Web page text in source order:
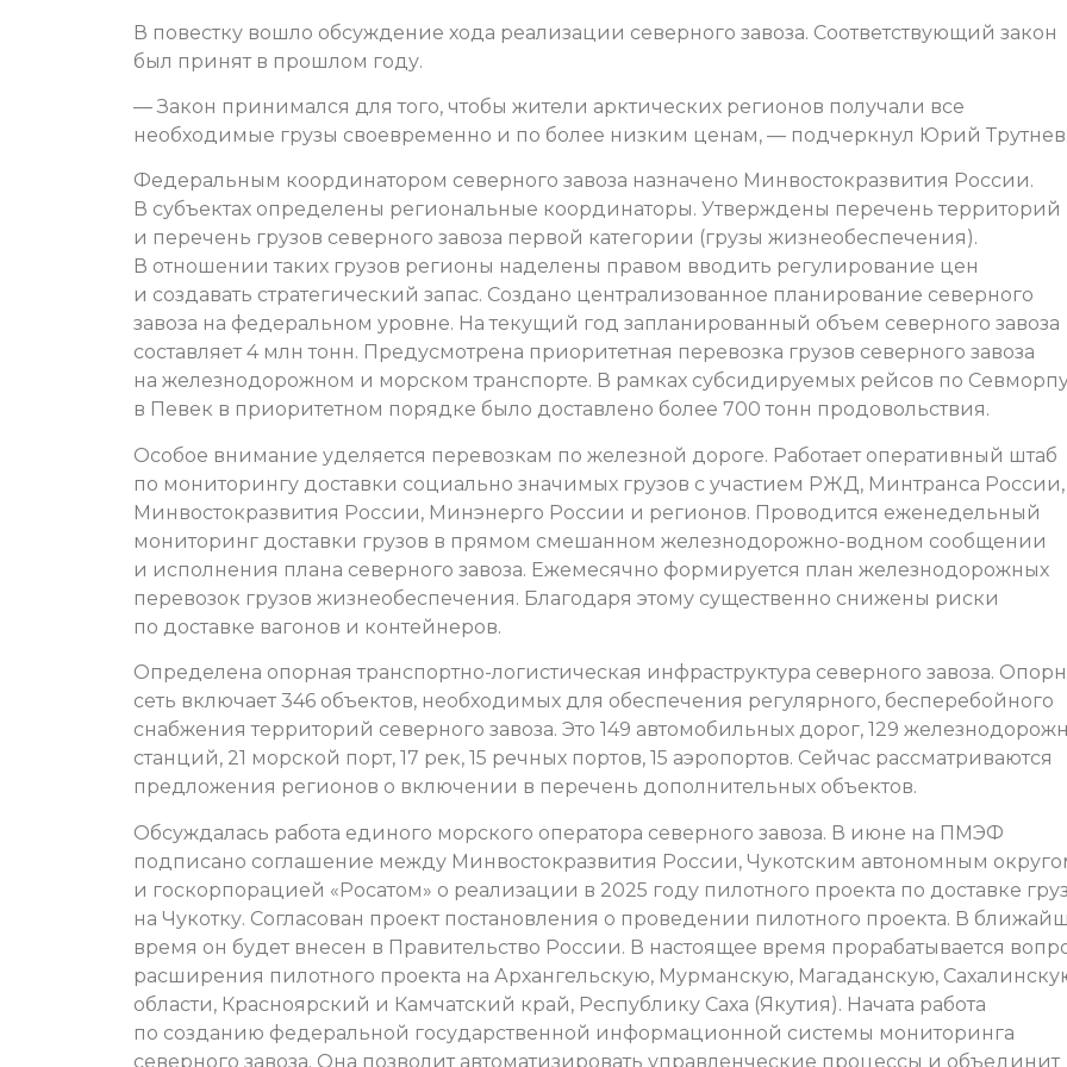
В повестку вошло обсуждение хода реализации северного завоза. Соответствующий закон
был принят в прошлом году.
— Закон принимался для того, чтобы жители арктических регионов получали все
необходимые грузы своевременно и по более низким ценам, — подчеркнул Юрий Трутнев.
Федеральным координатором северного завоза назначено Минвостокразвития России.
В субъектах определены региональные координаторы. Утверждены перечень территорий
и перечень грузов северного завоза первой категории (грузы жизнеобеспечения).
В отношении таких грузов регионы наделены правом вводить регулирование цен
и создавать стратегический запас. Создано централизованное планирование северного
завоза на федеральном уровне. На текущий год запланированный объем северного завоза
составляет 4 млн тонн. Предусмотрена приоритетная перевозка грузов северного завоза
на железнодорожном и морском транспорте. В рамках субсидируемых рейсов по
в Певек в приоритетном порядке было доставлено более 700 тонн продовольствия.
Особое внимание уделяется перевозкам по железной дороге. Работает оперативный штаб
по мониторингу доставки социально значимых грузов с участием РЖД, Минтранса России,
Минвостокразвития России, Минэнерго России и регионов. Проводится еженедельный
мониторинг доставки грузов в прямом смешанном железнодорожно-водном сообщении
и исполнения плана северного завоза. Ежемесячно формируется план железнодорожных
перевозок грузов жизнеобеспечения. Благодаря этому существенно снижены риски
по доставке вагонов и контейнеров.
Определена опорная транспортно-логистическая инфраструктура северного завоза.
сеть включает 346 объектов, необходимых для обеспечения регулярного, бесперебойного
снабжения территорий северного завоза. Это 149 автомобильных дорог, 129
станций, 21 морской порт, 17 рек, 15 речных портов, 15 аэропортов. Сейчас рассматриваются
предложения регионов о включении в перечень дополнительных объектов.
Обсуждалась работа единого морского оператора северного завоза. В июне на ПМЭФ
подписано соглашение между Минвостокразвития России, Чукотским автономным
и госкорпорацией «Росатом» о реализации в 2025 году пилотного проекта по доставке
на Чукотку. Согласован проект постановления о проведении пилотного проекта. В
время он будет внесен в Правительство России. В настоящее время прорабатывается
расширения пилотного проекта на Архангельскую, Мурманскую, Магаданскую,
области, Красноярский и Камчатский край, Республику Саха (Якутия). Начата работа
по созданию федеральной государственной информационной системы мониторинга
северного завоза. Она позволит автоматизировать управленческие процессы и объединит